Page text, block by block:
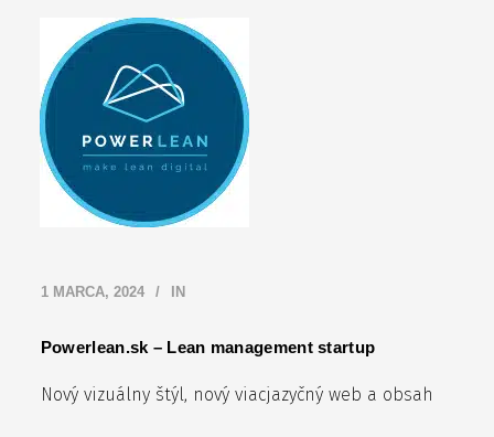
1 MARCA, 2024 IN
Powerlean.sk – Lean management startup
Nový vizuálny štýl, nový viacjazyčný web a obsah